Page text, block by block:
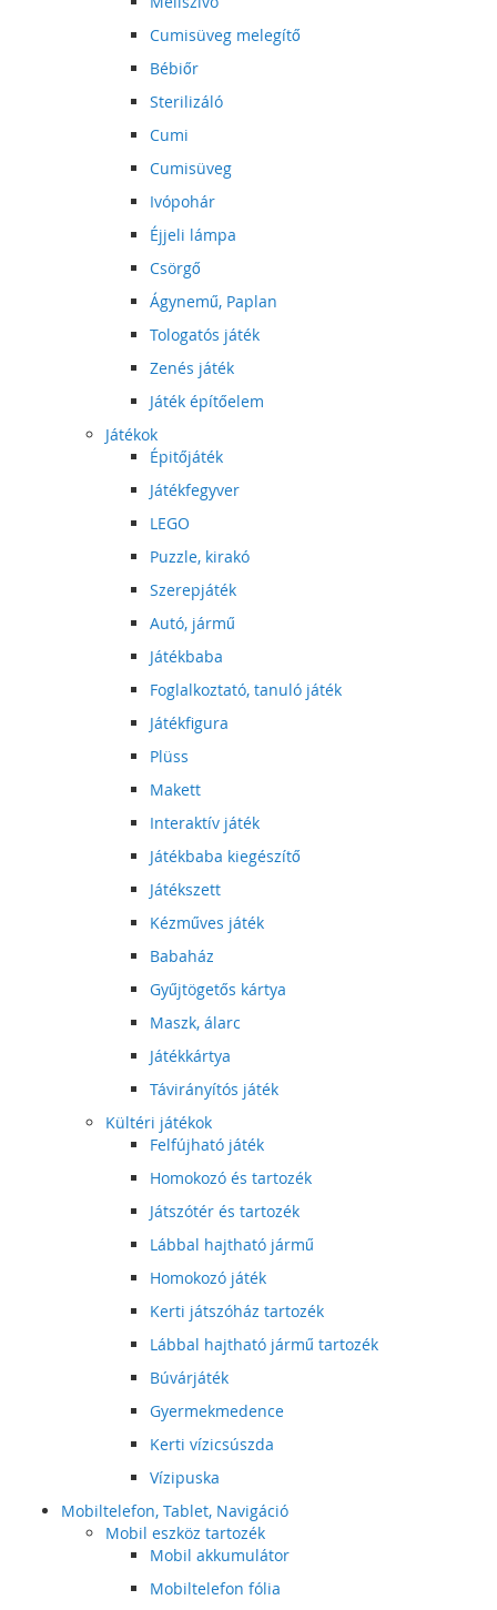
Cumisüveg melegítő
Bébiőr
Sterilizáló
Cumi
Cumisüveg
Ivópohár
Éjjeli lámpa
Csörgő
Ágynemű, Paplan
Tologatós játék
Zenés játék
Játék építőelem
Játékok
Épitőjáték
Játékfegyver
LEGO
Puzzle, kirakó
Szerepjáték
Autó, jármű
Játékbaba
Foglalkoztató, tanuló játék
Játékfigura
Plüss
Makett
Interaktív játék
Játékbaba kiegészítő
Játékszett
Kézműves játék
Babaház
Gyűjtögetős kártya
Maszk, álarc
Játékkártya
Távirányítós játék
Kültéri játékok
Felfújható játék
Homokozó és tartozék
Játszótér és tartozék
Lábbal hajtható jármű
Homokozó játék
Kerti játszóház tartozék
Lábbal hajtható jármű tartozék
Búvárjáték
Gyermekmedence
Kerti vízicsúszda
Vízipuska
Mobiltelefon, Tablet, Navigáció
Mobil eszköz tartozék
Mobil akkumulátor
Mobiltelefon fólia